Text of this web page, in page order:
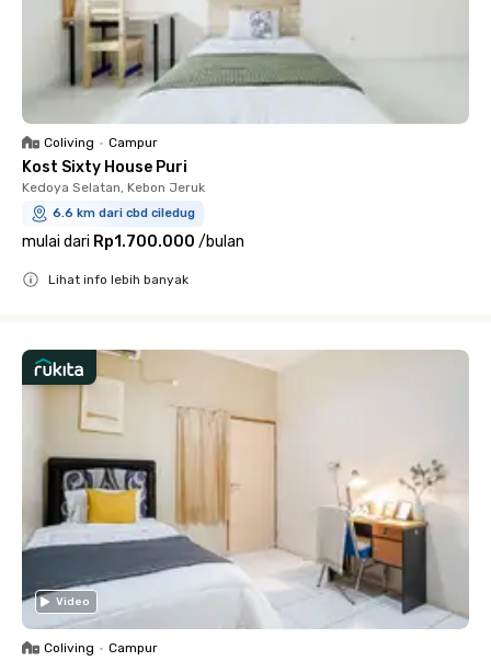
Coliving • Campur
Kost Sixty House Puri
Kedoya Selatan, Kebon Jeruk
6.6 km dari cbd ciledug
mulai dari Rp1.700.000 /bulan
Lihat info lebih banyak
Video
Coliving • Campur